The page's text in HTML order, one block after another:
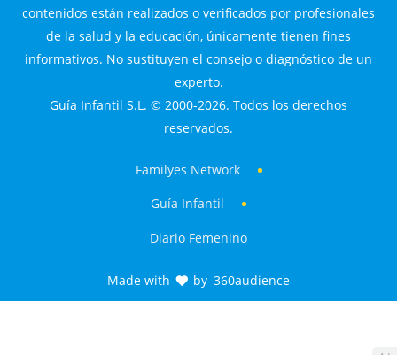
contenidos están realizados o verificados por profesionales
de la salud y la educación, únicamente tienen fines
informativos. No sustituyen el consejo o diagnóstico de un
experto.
Guía Infantil S.L. © 2000-2026. Todos los derechos
reservados.
Familyes Network
Guía Infantil
Diario Femenino
Made with by 360audience